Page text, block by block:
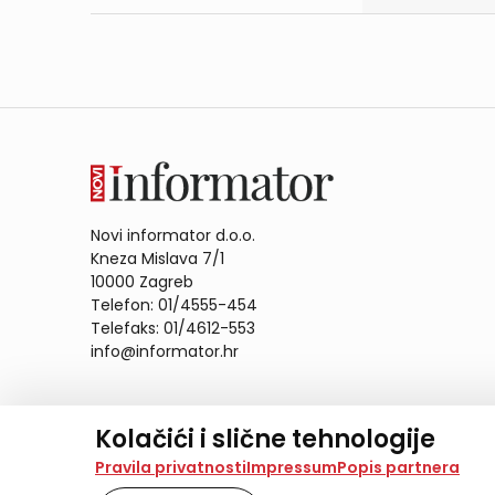
Kolačići i slične tehnologije
Na našoj web stranici koristimo kolačiće i slične
analiziramo promet na stranici te prikazujemo
Pravila privatnostiImpressumPopis partnera
Novi informator d.o.o.
Kneza Mislava 7/1
10000 Zagreb
Telefon: 01/4555-454
Telefaks: 01/4612-553
info@informator.hr